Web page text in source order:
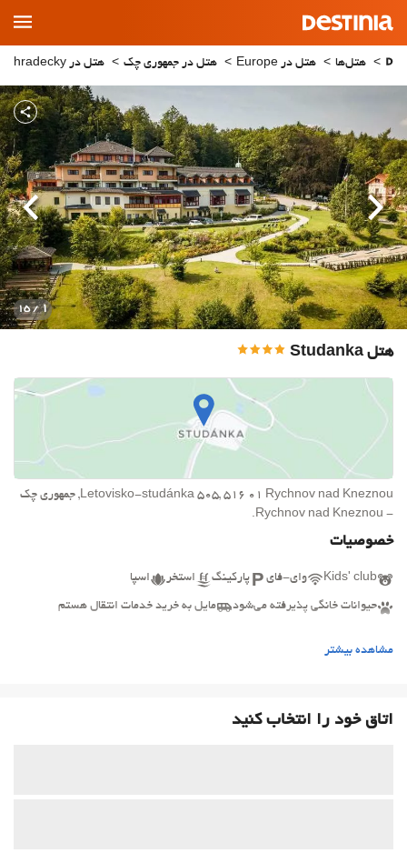
Main
Menu
هتل‌ها هتل در Europe هتل در جمهوری چک هتل در Kralovehradecky
هتل Studanka
1
/ 15
قبلی بعدی
Letovisko-studánka 505, 516 01 Rychnov nad Kneznou, جمهوری چک
- Rychnov nad Kneznou.
خصوصیات
Kids' club وای-فای پارکینگ استخر اسپا
حیوانات خانگی پذیرفته می‌شود مایل به خرید خدمات انتقال هستم
مشاهده بیشتر
اتاق خود را انتخاب کنید